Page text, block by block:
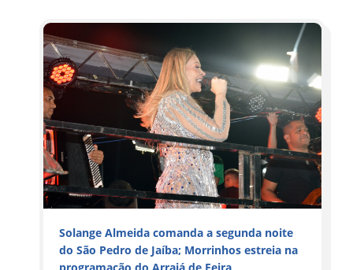
Solange Almeida comanda a segunda noite
do São Pedro de Jaíba; Morrinhos estreia na
programação do Arraiá de Feira